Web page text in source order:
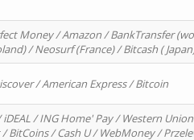
Money / Amazon / BankTransfer
/ Neosurf (France) / Bitcash (
/ American Express / Bitcoin
/ ING Home' Pay / Western
BitCoins / Cash U / WebMoney /